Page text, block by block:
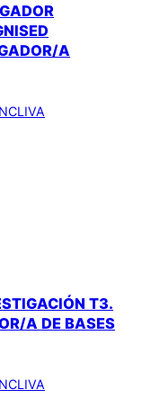
A
T3.
A DE BASES